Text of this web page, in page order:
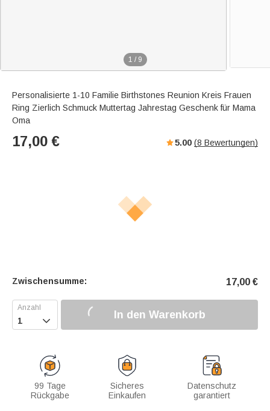
1 / 9
Personalisierte 1-10 Familie Birthstones Reunion Kreis Frauen
Ring Zierlich Schmuck Muttertag Jahrestag Geschenk für Mama
Oma
17,00 € 5.00 (8 Bewertungen)
Zwischensumme: 17,00 €
 In den Warenkorb
99 Tage
Rückgabe
Sicheres
Einkaufen
Datenschutz
garantiert